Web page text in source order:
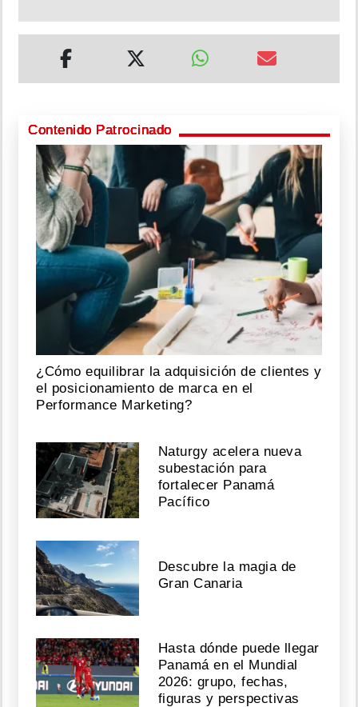
Contenido Patrocinado
¿Cómo equilibrar la adquisición de clientes y
el posicionamiento de marca en el
Performance Marketing?
Naturgy acelera nueva
subestación para
fortalecer Panamá
Pacífico
Descubre la magia de
Gran Canaria
Hasta dónde puede llegar
Panamá en el Mundial
2026: grupo, fechas,
figuras y perspectivas